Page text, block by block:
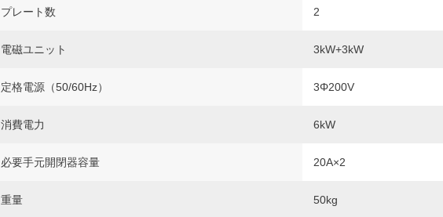
プレート数 2
電磁ユニット 3kW+3kW
定格電源（50/60Hz） 3Φ200V
消費電力 6kW
必要手元開閉器容量 20A×2
重量 50kg